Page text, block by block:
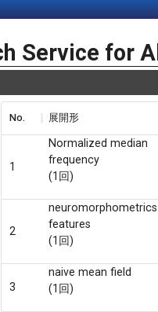
Service for
No. 展開形
1
Normalized median
frequency
(1回)
2
neuromorphometrics
features
(1回)
3
naive mean field
(1回)